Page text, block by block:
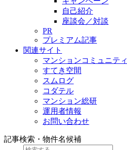
自己紹介
座談会／対談
PR
プレミアム記事
関連サイト
マンションコミュニティ
すてき空間
スムログ
コダテル
マンション総研
運用者情報
お問い合わせ
記事検索・物件名候補